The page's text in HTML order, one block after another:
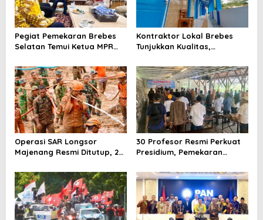
Pegiat Pemekaran Brebes
Selatan Temui Ketua MPR
Dukungan Urus Berkas ke
Provinsi
Kontraktor Lokal Brebes
Tunjukkan Kualitas,
Negeri Brebes Rampung
Operasi SAR Longsor
Majenang Resmi Ditutup, 2
hingga Hari ke-10
30 Profesor Resmi Perkuat
Presidium, Pemekaran
Terbendung